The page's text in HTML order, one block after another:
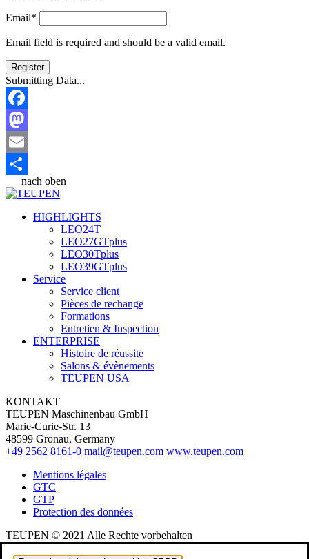
Email*
Email field is required and should be a valid email.
Register
Submitting Data...
Facebook
Mastodon
Email
Partager
nach oben
HIGHLIGHTS
LEO24T
LEO27GTplus
LEO30Tplus
LEO39GTplus
Service
Service client
Pièces de rechange
Formations
Entretien & Inspection
ENTERPRISE
Histoire de réussite
Salons & évènements
TEUPEN USA
KONTAKT
TEUPEN Maschinenbau GmbH
Marie-Curie-Str. 13
48599 Gronau, Germany
+49 2562 8161-0 mail@teupen.com www.teupen.com
Mentions légales
GTC
GTP
Protection des données
TEUPEN © 2021 Alle Rechte vorbehalten